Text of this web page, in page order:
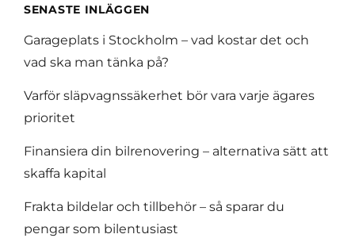
SENASTE INLÄGGEN
Garageplats i Stockholm – vad kostar det och
vad ska man tänka på?
Varför släpvagnssäkerhet bör vara varje ägares
prioritet
Finansiera din bilrenovering – alternativa sätt att
skaffa kapital
Frakta bildelar och tillbehör – så sparar du
pengar som bilentusiast